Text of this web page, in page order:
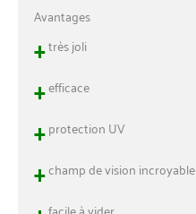
Avantages
+très joli
+efficace
+protection UV
+champ de vision incroyable